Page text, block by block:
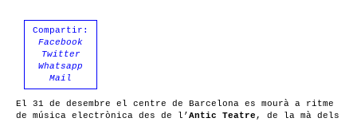
Compartir:
Facebook
Twitter
Whatsapp
Mail
El 31 de desembre el centre de Barcelona es mourà a ritme
de música electrònica des de l’Antic Teatre , de la mà dels